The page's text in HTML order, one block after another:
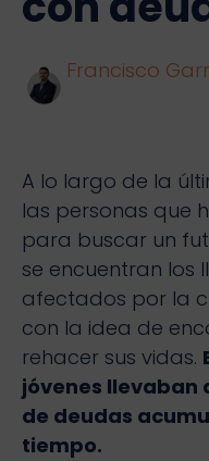
Francisco
A lo largo de la
las personas que
para buscar un
se encuentran los
afectados por la
con la idea de
rehacer sus vidas.
jóvenes llevaban
de deudas
tiempo.